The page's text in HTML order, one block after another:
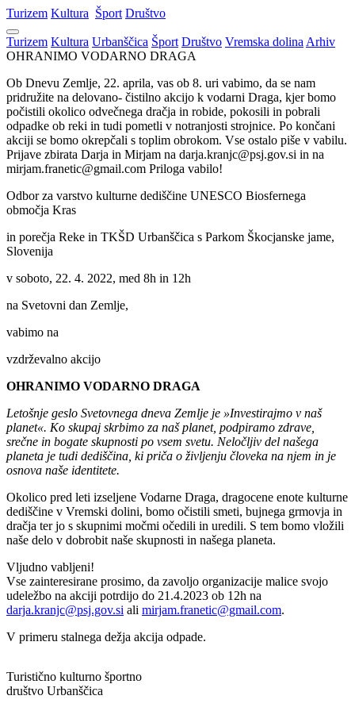
Turizem Kultura Šport Društvo
Turizem Kultura Urbanščica Šport Društvo Vremska dolina Arhiv
OHRANIMO VODARNO DRAGA
Ob Dnevu Zemlje, 22. aprila, vas ob 8. uri vabimo, da se nam
pridružite na delovano- čistilno akcijo k vodarni Draga, kjer bomo
počistili okolico odvečnega dračja in robide, pokosili in pobrali
odpadke ob reki in tudi pometli v notranjosti strojnice. Po končani
akciji se bomo okrepčali s toplim obrokom. Vse ostalo piše v vabilu.
Prijave zbirata Darja in Mirjam na darja.kranjc@psj.gov.si in na
mirjam.franetic@gmail.com Priloga vabilo!
Odbor za varstvo kulturne dediščine UNESCO Biosfernega
območja Kras
in porečja Reke in TKŠD Urbanščica s Parkom Škocjanske jame,
Slovenija
v soboto, 22. 4. 2022, med 8h in 12h
na Svetovni dan Zemlje,
vabimo na
vzdrževalno akcijo
OHRANIMO VODARNO DRAGA
Letošnje geslo Svetovnega dneva Zemlje je »Investirajmo v naš
planet«. Ko skupaj skrbimo za naš planet, podpiramo zdrave,
srečne in bogate skupnosti po vsem svetu. Neločljiv del našega
planeta je tudi dediščina, ki priča o življenju človeka na njem in je
osnova naše identitete.
Okolico pred leti izseljene Vodarne Draga, dragocene enote kulturne
dediščine v Vremski dolini, bomo očistili smeti, bujnega grmovja in
dračja ter jo s skupnimi močmi očedili in uredili. S tem bomo vložili
naše delo v dobrobit naše skupnosti in našega planeta.
Vljudno vabljeni!
Vse zainteresirane prosimo, da zavoljo organizacije malice svojo
udeležbo na akciji potrdijo do 21.4.2023 ob 12h na
darja.kranjc@psj.gov.si ali mirjam.franetic@gmail.com.
V primeru stalnega dežja akcija odpade.
Turistično kulturno športno
društvo Urbanščica